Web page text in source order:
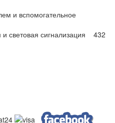
и вспомогательное
световая сигнализация 432